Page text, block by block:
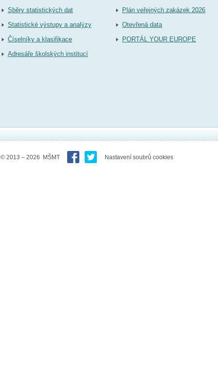
Sběry statistických dat
Statistické výstupy a analýzy
Číselníky a klasifikace
Adresáře školských institucí
Plán veřejných zakázek 2026
Otevřená data
PORTÁL YOUR EUROPE
© 2013 – 2026 MŠMT Nastavení soubrů cookies